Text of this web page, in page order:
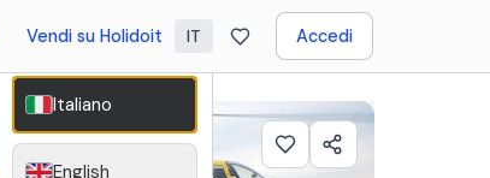
Vendi su Holidoit IT Accedi
Italiano
English